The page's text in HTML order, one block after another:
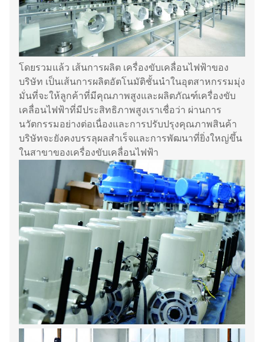
โดยรวมแล้ว เส้นการผลิต เครื่องขับเคลื่อนไฟฟ้าของ
บริษัท เป็นเส้นการผลิตอัตโนมัติชั้นนําในอุตสาหกรรมมุ่ง
มั่นที่จะให้ลูกค้าที่มีคุณภาพสูงและผลิตภัณฑ์เครื่องขับ
เคลื่อนไฟฟ้าที่มีประสิทธิภาพสูงเราเชื่อว่า ผ่านการ
นวัตกรรมอย่างต่อเนื่องและการปรับปรุงคุณภาพสินค้า
บริษัทจะยังคงบรรลุผลสําเร็จและการพัฒนาที่ยิ่งใหญ่ขึ้น
ในสาขาของเครื่องขับเคลื่อนไฟฟ้า